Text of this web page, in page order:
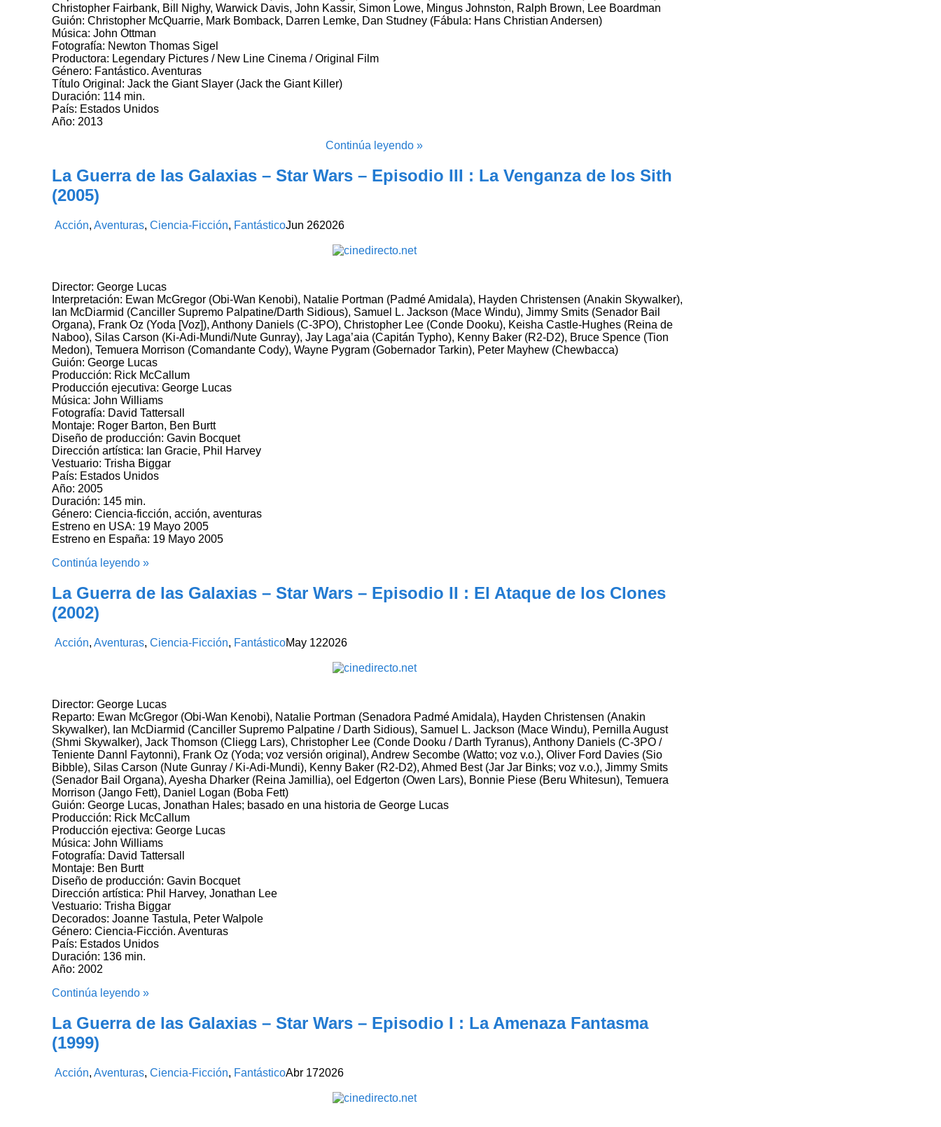
Christopher Fairbank, Bill Nighy, Warwick Davis, John Kassir, Simon Lowe, Mingus Johnston, Ralph Brown, Lee Boardman
Guión: Christopher McQuarrie, Mark Bomback, Darren Lemke, Dan Studney (Fábula: Hans Christian Andersen)
Música: John Ottman
Fotografía: Newton Thomas Sigel
Productora: Legendary Pictures / New Line Cinema / Original Film
Género: Fantástico. Aventuras
Título Original: Jack the Giant Slayer (Jack the Giant Killer)
Duración: 114 min.
País: Estados Unidos
Año: 2013
Continúa leyendo »
La Guerra de las Galaxias – Star Wars – Episodio III : La Venganza de los Sith
(2005)
Acción,Aventuras,Ciencia-Ficción, FantásticoJun 262026
Director: George Lucas
Interpretación: Ewan McGregor (Obi-Wan Kenobi), Natalie Portman (Padmé Amidala), Hayden Christensen (Anakin Skywalker),
Ian McDiarmid (Canciller Supremo Palpatine/Darth Sidious), Samuel L. Jackson (Mace Windu), Jimmy Smits (Senador Bail
Organa), Frank Oz (Yoda [Voz]), Anthony Daniels (C-3PO), Christopher Lee (Conde Dooku), Keisha Castle-Hughes (Reina de
Naboo), Silas Carson (Ki-Adi-Mundi/Nute Gunray), Jay Laga’aia (Capitán Typho), Kenny Baker (R2-D2), Bruce Spence (Tion
Medon), Temuera Morrison (Comandante Cody), Wayne Pygram (Gobernador Tarkin), Peter Mayhew (Chewbacca)
Guión: George Lucas
Producción: Rick McCallum
Producción ejecutiva: George Lucas
Música: John Williams
Fotografía: David Tattersall
Montaje: Roger Barton, Ben Burtt
Diseño de producción: Gavin Bocquet
Dirección artística: Ian Gracie, Phil Harvey
Vestuario: Trisha Biggar
País: Estados Unidos
Año: 2005
Duración: 145 min.
Género: Ciencia-ficción, acción, aventuras
Estreno en USA: 19 Mayo 2005
Estreno en España: 19 Mayo 2005
Continúa leyendo »
La Guerra de las Galaxias – Star Wars – Episodio II : El Ataque de los Clones
(2002)
Acción,Aventuras,Ciencia-Ficción, FantásticoMay 122026
Director: George Lucas
Reparto: Ewan McGregor (Obi-Wan Kenobi), Natalie Portman (Senadora Padmé Amidala), Hayden Christensen (Anakin
Skywalker), Ian McDiarmid (Canciller Supremo Palpatine / Darth Sidious), Samuel L. Jackson (Mace Windu), Pernilla August
(Shmi Skywalker), Jack Thomson (Cliegg Lars), Christopher Lee (Conde Dooku / Darth Tyranus), Anthony Daniels (C-3PO /
Teniente Dannl Faytonni), Frank Oz (Yoda; voz versión original), Andrew Secombe (Watto; voz v.o.), Oliver Ford Davies (Sio
Bibble), Silas Carson (Nute Gunray / Ki-Adi-Mundi), Kenny Baker (R2-D2), Ahmed Best (Jar Jar Binks; voz v.o.), Jimmy Smits
(Senador Bail Organa), Ayesha Dharker (Reina Jamillia), oel Edgerton (Owen Lars), Bonnie Piese (Beru Whitesun), Temuera
Morrison (Jango Fett), Daniel Logan (Boba Fett)
Guión: George Lucas, Jonathan Hales; basado en una historia de George Lucas
Producción: Rick McCallum
Producción ejectiva: George Lucas
Música: John Williams
Fotografía: David Tattersall
Montaje: Ben Burtt
Diseño de producción: Gavin Bocquet
Dirección artística: Phil Harvey, Jonathan Lee
Vestuario: Trisha Biggar
Decorados: Joanne Tastula, Peter Walpole
Género: Ciencia-Ficción. Aventuras
País: Estados Unidos
Duración: 136 min.
Año: 2002
Continúa leyendo »
La Guerra de las Galaxias – Star Wars – Episodio I : La Amenaza Fantasma
(1999)
Acción,Aventuras,Ciencia-Ficción, FantásticoAbr 172026